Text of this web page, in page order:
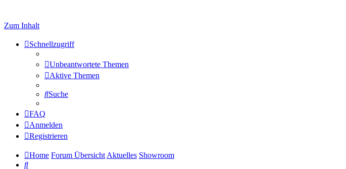
Zum Inhalt
Schnellzugriff
Unbeantwortete Themen
Aktive Themen
Suche
FAQ
Anmelden
Registrieren
Home Forum Übersicht Aktuelles Showroom
Suche